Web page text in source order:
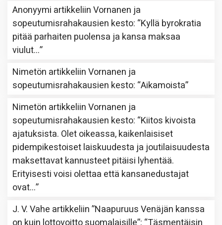
Anonyymi artikkeliinVornanen ja
sopeutumisrahakausien kesto: “Kyllä byrokratia
pitää parhaiten puolensa ja kansa maksaa
viulut…”
Nimetön artikkeliinVornanen ja
sopeutumisrahakausien kesto: “Aikamoista”
Nimetön artikkeliinVornanen ja
sopeutumisrahakausien kesto: “Kiitos kivoista
ajatuksista. Olet oikeassa, kaikenlaisiset
pidempikestoiset laiskuudesta ja joutilaisuudesta
maksettavat kannusteet pitäisi lyhentää.
Erityisesti voisi olettaa että kansanedustajat
ovat…”
J. V. Vahe artikkeliin”Naapuruus Venäjän kanssa